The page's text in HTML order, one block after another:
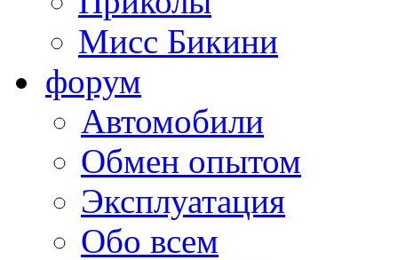
Мисс Бикини
форум
Автомобили
Обмен опытом
Эксплуатация
Обо всем